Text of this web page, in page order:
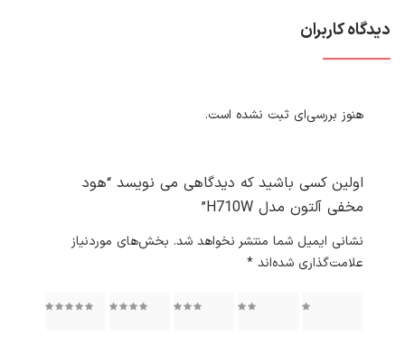
دیدگاه کاربران
هنوز بررسی‌ای ثبت نشده است.
اولین کسی باشید که دیدگاهی می نویسد “هود
مخفی آلتون مدل H710W”
نشانی ایمیل شما منتشر نخواهد شد. بخش‌های موردنیاز
علامت‌گذاری شده‌اند *
۳ از ۵ ۴ از ۵ ۵ از ۵